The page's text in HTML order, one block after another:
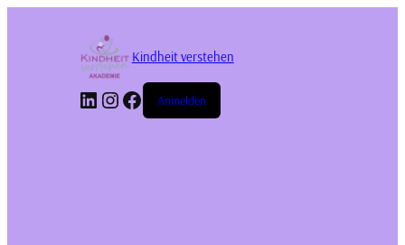
Kindheit verstehen
LinkedIn
Instagram
Facebook
Anmelden